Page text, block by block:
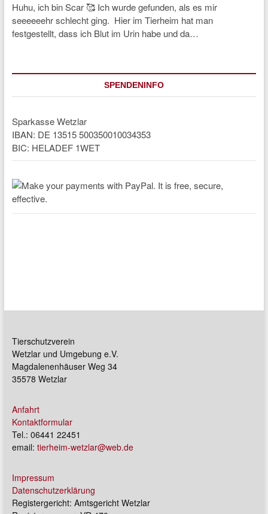
Huhu, ich bin Scar 🥰 Ich wurde gefunden, als es mir
seeeeeehr schlecht ging. Hier im Tierheim hat man
festgestellt, dass ich Blut im Urin habe und da…
SPENDENINFO
Sparkasse Wetzlar
IBAN: DE 13515 500350010034353
BIC: HELADEF 1WET
Tierschutzverein
Wetzlar und Umgebung e.V.
Magdalenenhäuser Weg 34
35578 Wetzlar
Anfahrt
Kontaktformular
Tel.: 06441 22451
email: tierheim-wetzlar@web.de
Impressum
Datenschutzerklärung
Registergericht: Amtsgericht Wetzlar